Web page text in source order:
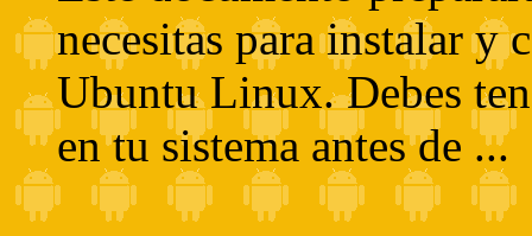
necesitas para instalar y
Ubuntu Linux. Debes
en tu sistema antes de ...